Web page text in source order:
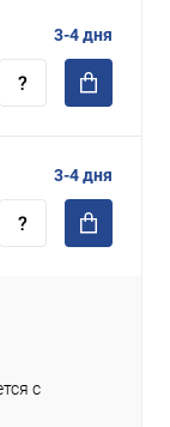
3-4 дня
3-4 дня
с